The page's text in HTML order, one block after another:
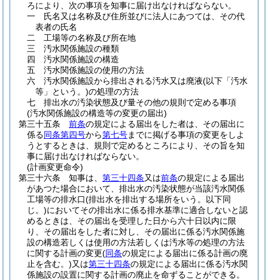
ろにより、次の事項を知事に届け出なければならない。
一
氏名又は名称及び住所並びに法人にあつては、その代
表者の氏名
二
工場等の名称及び所在地
三
汚水関係施設の種類
四
汚水関係施設の構造
五
汚水関係施設の使用の方法
六
汚水関係施設から排出される汚水又は廃液(以下「汚水
等」という。)の処理の方法
七
排出水の汚染状態及び量その他の規則で定める事項
(汚水関係施設の構造等の変更の届出)
第三十五条
前条の規定による届出をした者は、その届出に
係る同条第四号から第七号までに掲げる事項の変更をしよ
うとするときは、規則で定めるところにより、その旨を知
事に届け出なければならない。
(計画変更命令)
第三十六条
知事は、 第三十四条又は前条の規定による届出
があつた場合において、排出水の汚染状態が当該汚水関係
工場等の排水口(排出水を排出する場所をいう。以下同
じ。)においてその排出水に係る排水基準に適合しないと認
めるときは、その届出を受理した日から六十日以内に限
り、その届出をした者に対し、その届出に係る汚水関係施
設の構造若しくは使用の方法若しくは汚水等の処理の方法
に関する計画の変更(同条の規定による届出に係る計画の廃
止を含む。)又は第三十四条の規定による届出に係る汚水関
係施設の設置に関する計画の廃止を命ずることができる。